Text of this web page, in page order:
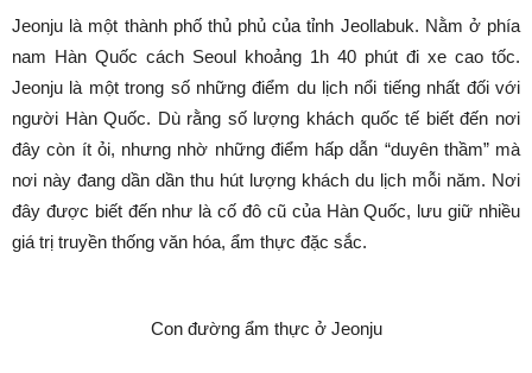
Jeonju là một thành phố thủ phủ của tỉnh Jeollabuk. Nằm ở phía
nam Hàn Quốc cách Seoul khoảng 1h 40 phút đi xe cao tốc.
Jeonju là một trong số những điểm du lịch nổi tiếng nhất đối với
người Hàn Quốc. Dù rằng số lượng khách quốc tế biết đến nơi
đây còn ít ỏi, nhưng nhờ những điểm hấp dẫn “duyên thầm” mà
nơi này đang dần dần thu hút lượng khách du lịch mỗi năm. Nơi
đây được biết đến như là cố đô cũ của Hàn Quốc, lưu giữ nhiều
giá trị truyền thống văn hóa, ẩm thực đặc sắc.
Con đường ẩm thực ở Jeonju